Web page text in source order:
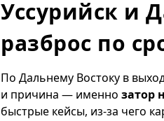
Уссурийск и
разброс по
По Дальнему Востоку в
и причина — именно затор
быстрые кейсы, из-за чего